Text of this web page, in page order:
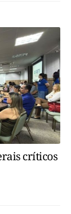
críticos